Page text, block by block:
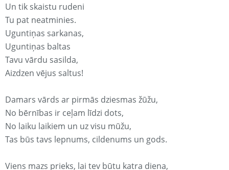
Un tik skaistu rudeni
Tu pat neatminies.
Uguntiņas sarkanas,
Uguntiņas baltas
Tavu vārdu sasilda,
Aizdzen vējus saltus!
Damars vārds ar pirmās dziesmas žūžu,
No bērnības ir ceļam līdzi dots,
No laiku laikiem un uz visu mūžu,
Tas būs tavs lepnums, cildenums un gods.
Viens mazs prieks, lai tev būtu katra diena,